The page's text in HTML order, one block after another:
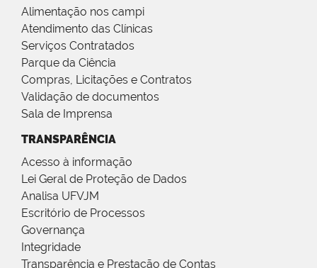
Alimentação nos campi
Atendimento das Clínicas
Serviços Contratados
Parque da Ciência
Compras, Licitações e Contratos
Validação de documentos
Sala de Imprensa
TRANSPARÊNCIA
Acesso à informação
Lei Geral de Proteção de Dados
Analisa UFVJM
Escritório de Processos
Governança
Integridade
Transparência e Prestação de Contas